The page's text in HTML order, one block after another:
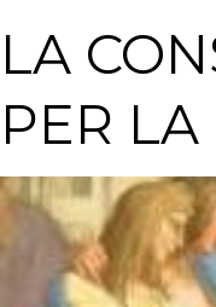
LA
PER LA